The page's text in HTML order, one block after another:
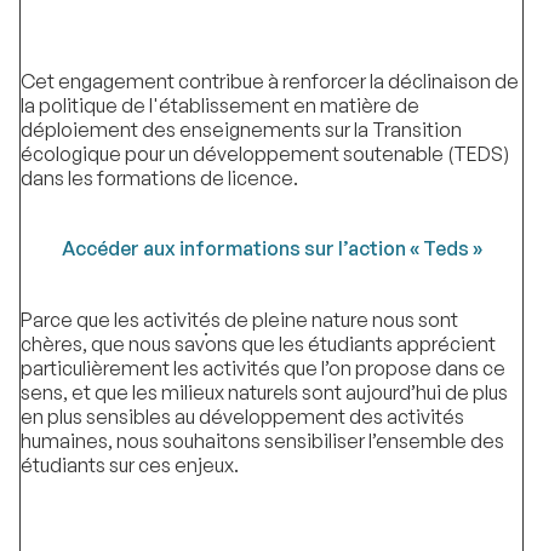
Cet engagement contribue à renforcer la déclinaison de
la politique de l'établissement en matière de
déploiement des enseignements sur la Transition
écologique pour un développement soutenable (TEDS)
dans les formations de licence.
.
Accéder aux informations sur l’action « Teds »
Parce que les activités de pleine nature nous sont
chères, que nous savons que les étudiants apprécient
particulièrement les activités que l’on propose dans ce
sens, et que les milieux naturels sont aujourd’hui de plus
en plus sensibles au développement des activités
humaines, nous souhaitons sensibiliser l’ensemble des
étudiants sur ces enjeux.